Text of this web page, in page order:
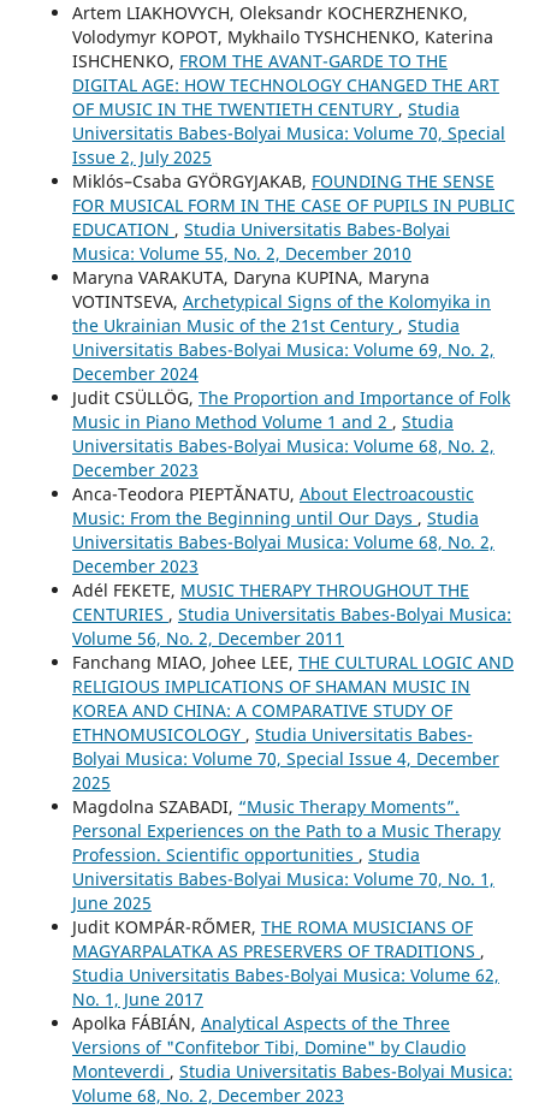
Artem LIAKHOVYCH, Oleksandr KOCHERZHENKO,
Volodymyr KOPOT, Mykhailo TYSHCHENKO, Katerina
ISHCHENKO, FROM THE AVANT-GARDE TO THE
DIGITAL AGE: HOW TECHNOLOGY CHANGED THE ART
OF MUSIC IN THE TWENTIETH CENTURY , Studia
Universitatis Babes-Bolyai Musica: Volume 70, Special
Issue 2, July 2025
Miklós–Csaba GYÖRGYJAKAB, FOUNDING THE SENSE
FOR MUSICAL FORM IN THE CASE OF PUPILS IN PUBLIC
EDUCATION , Studia Universitatis Babes-Bolyai
Musica: Volume 55, No. 2, December 2010
Maryna VARAKUTA, Daryna KUPINA, Maryna
VOTINTSEVA, Archetypical Signs of the Kolomyika in
the Ukrainian Music of the 21st Century , Studia
Universitatis Babes-Bolyai Musica: Volume 69, No. 2,
December 2024
Judit CSÜLLÖG, The Proportion and Importance of Folk
Music in Piano Method Volume 1 and 2 , Studia
Universitatis Babes-Bolyai Musica: Volume 68, No. 2,
December 2023
Anca-Teodora PIEPTĂNATU, About Electroacoustic
Music: From the Beginning until Our Days , Studia
Universitatis Babes-Bolyai Musica: Volume 68, No. 2,
December 2023
Adél FEKETE, MUSIC THERAPY THROUGHOUT THE
CENTURIES , Studia Universitatis Babes-Bolyai Musica:
Volume 56, No. 2, December 2011
Fanchang MIAO, Johee LEE, THE CULTURAL LOGIC AND
RELIGIOUS IMPLICATIONS OF SHAMAN MUSIC IN
KOREA AND CHINA: A COMPARATIVE STUDY OF
ETHNOMUSICOLOGY , Studia Universitatis Babes-
Bolyai Musica: Volume 70, Special Issue 4, December
2025
Magdolna SZABADI, “Music Therapy Moments”.
Personal Experiences on the Path to a Music Therapy
Profession. Scientific opportunities , Studia
Universitatis Babes-Bolyai Musica: Volume 70, No. 1,
June 2025
Judit KOMPÁR-RŐMER, THE ROMA MUSICIANS OF
MAGYARPALATKA AS PRESERVERS OF TRADITIONS ,
Studia Universitatis Babes-Bolyai Musica: Volume 62,
No. 1, June 2017
Apolka FÁBIÁN, Analytical Aspects of the Three
Versions of "Confitebor Tibi, Domine" by Claudio
Monteverdi , Studia Universitatis Babes-Bolyai Musica:
Volume 68, No. 2, December 2023